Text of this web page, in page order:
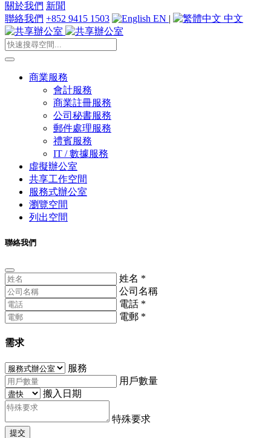
關於我們 新聞
聯絡我們 +852 9415 1503 EN | 中文
商業服務
會計服務
商業註冊服務
公司秘書服務
郵件處理服務
禮賓服務
IT / 數據服務
虛擬辦公室
共享工作空間
服務式辦公室
瀏覽空間
列出空間
聯絡我們
姓名 *
公司名稱
電話 *
電郵 *
需求
服務
用戶數量
搬入日期
特殊要求
提交